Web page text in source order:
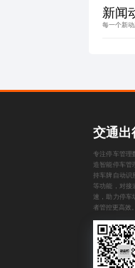
新闻
每一个新
交通出
专注停车管理
造智能停车管
持车牌自动识
等功能，对接
速，助力停车
者管控更高效。